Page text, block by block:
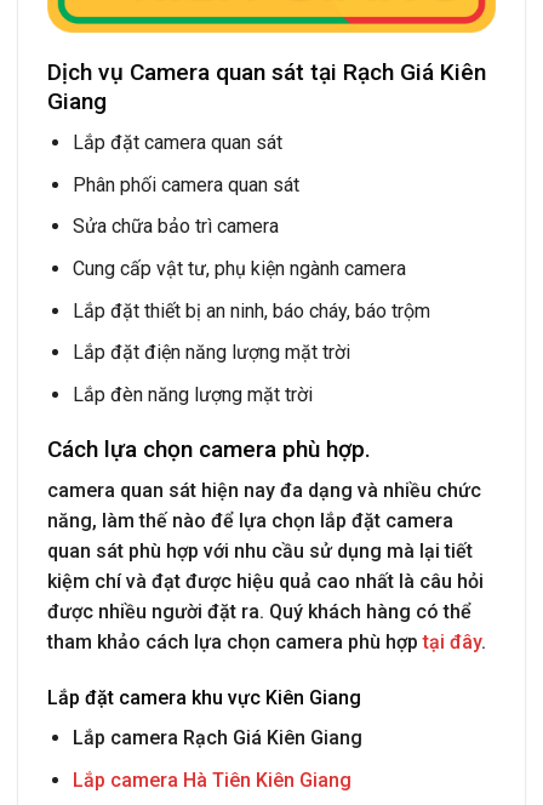
Dịch vụ Camera quan sát tại Rạch Giá Kiên
Giang
Lắp đặt camera quan sát
Phân phối camera quan sát
Sửa chữa bảo trì camera
Cung cấp vật tư, phụ kiện ngành camera
Lắp đặt thiết bị an ninh, báo cháy, báo trộm
Lắp đặt điện năng lượng mặt trời
Lắp đèn năng lượng mặt trời
Cách lựa chọn camera phù hợp.
camera quan sát hiện nay đa dạng và nhiều chức
năng, làm thế nào để lựa chọn lắp đặt camera
quan sát phù hợp với nhu cầu sử dụng mà lại tiết
kiệm chí và đạt được hiệu quả cao nhất là câu hỏi
được nhiều người đặt ra. Quý khách hàng có thể
tham khảo cách lựa chọn camera phù hợptại đây.
Lắp đặt camera khu vực Kiên Giang
Lắp camera Rạch Giá Kiên Giang
Lắp camera Hà Tiên Kiên Giang